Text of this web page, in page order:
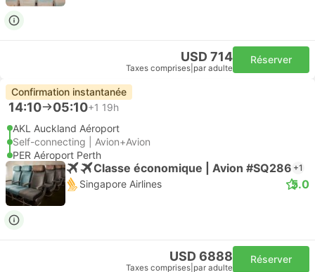
USD 714
Taxes comprises par adulte
Réserver
Confirmation instantanée
14:10 05:10+1 19h
AKL Auckland Aéroport
Self-connecting | Avion+Avion
PER Aéroport Perth
Classe économique | Avion #SQ286 +1
Singapore Airlines 5.0
USD 6888
Taxes comprises par adulte
Réserver